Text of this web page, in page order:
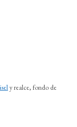
y realce, fondo de